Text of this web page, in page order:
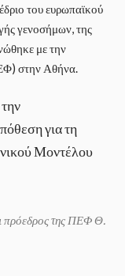
του ευρωπαϊκού
γενοσήμων, της
με την
στην Αθήνα.
για τη
Μοντέλου
πρόεδρος της ΠΕΦ Θ.